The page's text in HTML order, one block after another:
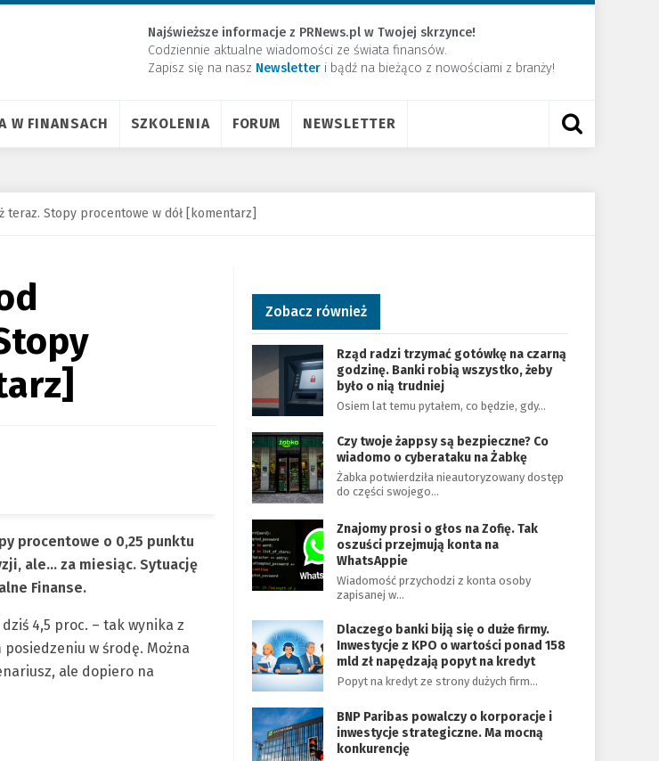
Najświeższe informacje z PRNews.pl w Twojej skrzynce!
Codziennie aktualne wiadomości ze świata finansów.
Zapisz się na nasz Newsletter ​i bądź na bieżąco z nowościami z branży!
W FINANSACH SZKOLENIA FORUM NEWSLETTER
teraz. Stopy procentowe w dół [komentarz]
procentowe o 0,25 punktu
ale… za miesiąc. Sytuację
Finanse.
4,5 proc. – tak wynika z
w środę. Można
ale dopiero na
Zobacz również
Rząd radzi trzymać gotówkę na czarną
godzinę. Banki robią wszystko, żeby
było o nią trudniej
Osiem lat temu pytałem, co będzie, gdy…
Czy twoje żappsy są bezpieczne? Co
wiadomo o cyberataku na Żabkę
Żabka potwierdziła nieautoryzowany dostęp
do części swojego…
Znajomy prosi o głos na Zofię. Tak
oszuści przejmują konta na
WhatsAppie
Wiadomość przychodzi z konta osoby
zapisanej w…
Dlaczego banki biją się o duże firmy.
Inwestycje z KPO o wartości ponad 158
mld zł napędzają popyt na kredyt
Popyt na kredyt ze strony dużych firm…
BNP Paribas powalczy o korporacje i
inwestycje strategiczne. Ma mocną
konkurencję